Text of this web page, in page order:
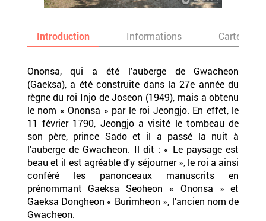
Introduction Informations Carte
Ononsa, qui a été l'auberge de Gwacheon
(Gaeksa), a été construite dans la 27e année du
règne du roi Injo de Joseon (1949), mais a obtenu
le nom « Ononsa » par le roi Jeongjo. En effet, le
11 février 1790, Jeongjo a visité le tombeau de
son père, prince Sado et il a passé la nuit à
l'auberge de Gwacheon. Il dit : « Le paysage est
beau et il est agréable d'y séjourner », le roi a ainsi
conféré les panonceaux manuscrits en
prénommant Gaeksa Seoheon « Ononsa » et
Gaeksa Dongheon « Burimheon », l'ancien nom de
Gwacheon.